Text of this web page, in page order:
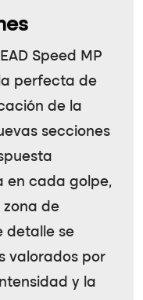
Speed MP
perfecta de
de la
secciones
en cada golpe,
zona de
detalle se
valorados por
y la